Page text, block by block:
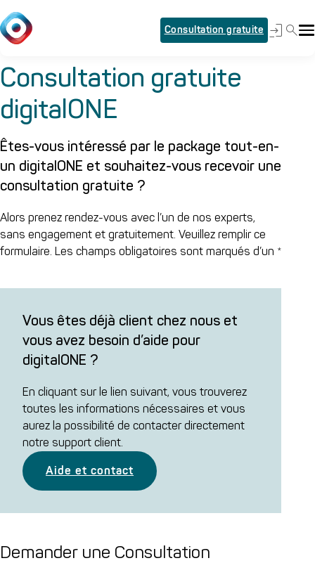
Consultation gratuite
Consultation gratuite
digitalONE
Êtes-vous intéressé par le package tout-en-
un digitalONE et souhaitez-vous recevoir une
consultation gratuite ?
Alors prenez rendez-vous avec l’un de nos experts,
sans engagement et gratuitement. Veuillez remplir ce
formulaire. Les champs obligatoires sont marqués d’un *
Vous êtes déjà client chez nous et
vous avez besoin d’aide pour
digitalONE ?
En cliquant sur le lien suivant, vous trouverez
toutes les informations nécessaires et vous
aurez la possibilité de contacter directement
notre support client.
Aide et contact
Demander une Consultation